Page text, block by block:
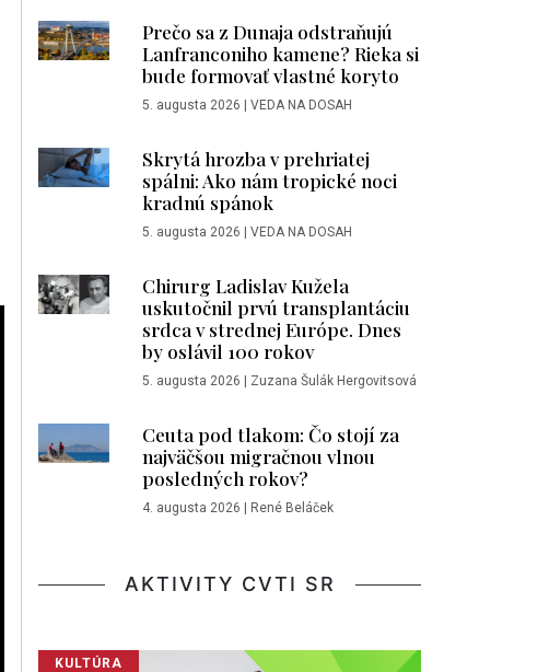
Prečo sa z Dunaja odstraňujú
Lanfranconiho kamene? Rieka si
bude formovať vlastné koryto
5. augusta 2026 | VEDA NA DOSAH
Skrytá hrozba v prehriatej
spálni: Ako nám tropické noci
kradnú spánok
5. augusta 2026 | VEDA NA DOSAH
Chirurg Ladislav Kužela
uskutočnil prvú transplantáciu
srdca v strednej Európe. Dnes
by oslávil 100 rokov
5. augusta 2026 | Zuzana Šulák Hergovitsová
Ceuta pod tlakom: Čo stojí za
najväčšou migračnou vlnou
posledných rokov?
4. augusta 2026 | René Beláček
AKTIVITY CVTI SR
KULTÚRA